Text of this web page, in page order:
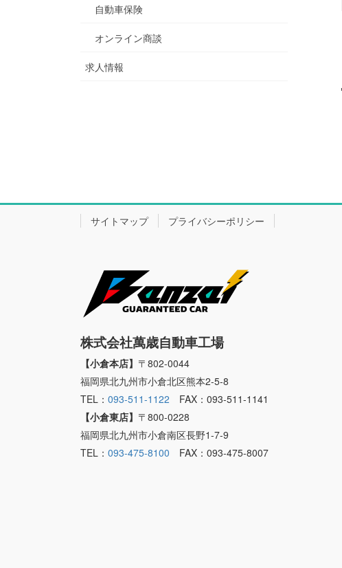
自動車保険
オンライン商談
求人情報
サイトマップ プライバシーポリシー
株式会社萬歳自動車工場
【小倉本店】 〒802-0044
福岡県北九州市小倉北区熊本2-5-8
TEL： 093-511-1122 FAX：093-511-1141
【小倉東店】 〒800-0228
福岡県北九州市小倉南区長野1-7-9
TEL： 093-475-8100 FAX：093-475-8007